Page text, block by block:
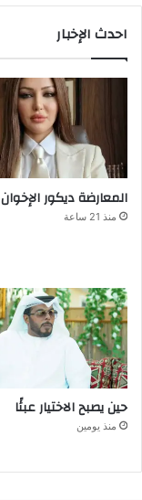
احدث الإخبار
المعارضة ديكور الإخوان
منذ 21 ساعة
حين يصبح الاختيار عبئًا
منذ يومين